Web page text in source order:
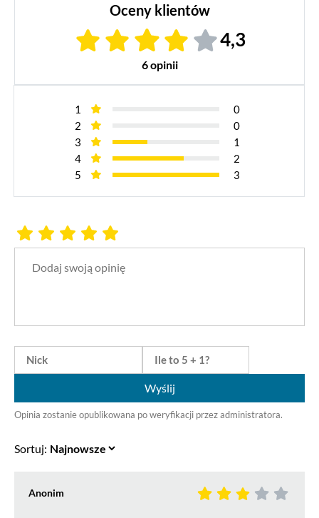
Oceny klientów
4,3
6 opinii
1
0
2
0
3
1
4
2
5
3
Wyślij
Opinia zostanie opublikowana po weryfikacji przez administratora.
Sortuj:
Anonim